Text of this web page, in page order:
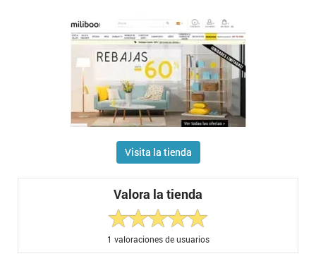
Visita la tienda
Valora la tienda
1 valoraciones de usuarios